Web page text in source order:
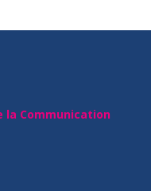
la Communication